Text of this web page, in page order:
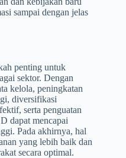
sampai dengan jelas
penting untuk
sektor. Dengan
kelola, peningkatan
diversifikasi
serta penguatan
dapat mencapai
Pada akhirnya, hal
yang lebih baik dan
secara optimal.